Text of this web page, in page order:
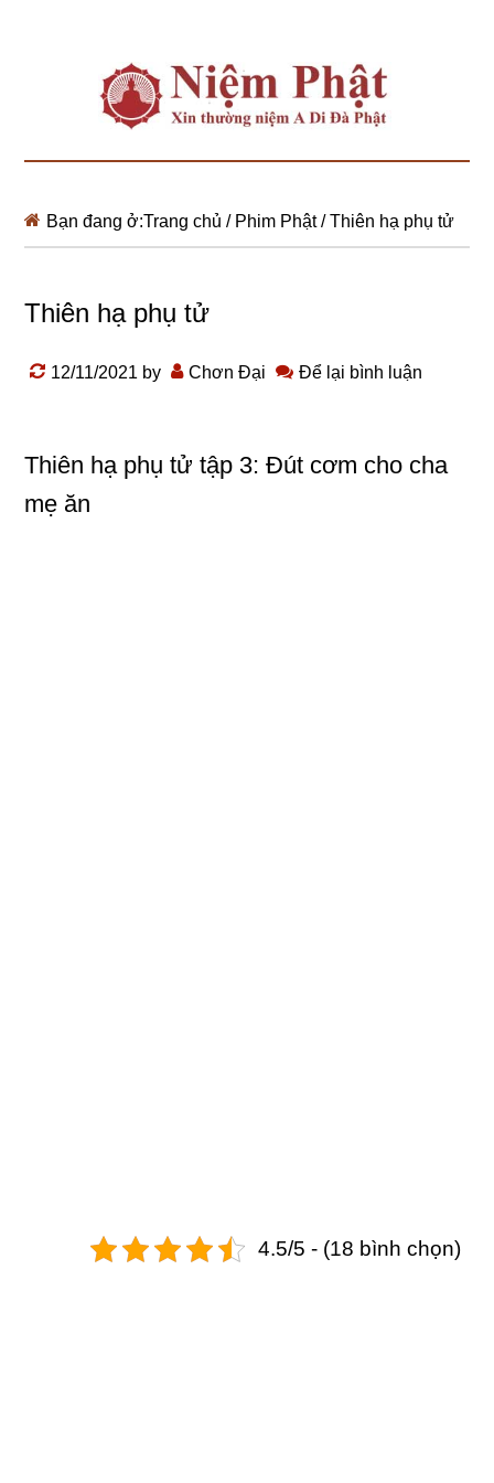
Bạn đang ở:Trang chủ / Phim Phật /Thiên hạ phụ tử
Thiên hạ phụ tử
12/11/2021 by Chơn Đại Để lại bình luận
Thiên hạ phụ tử tập 3: Đút cơm cho cha
mẹ ăn
4.5/5 - (18 bình chọn)